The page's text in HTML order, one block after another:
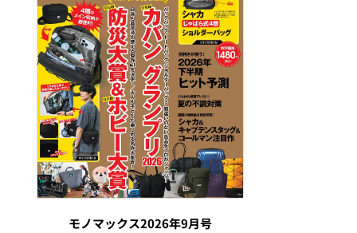
モノマックス2026年9月号